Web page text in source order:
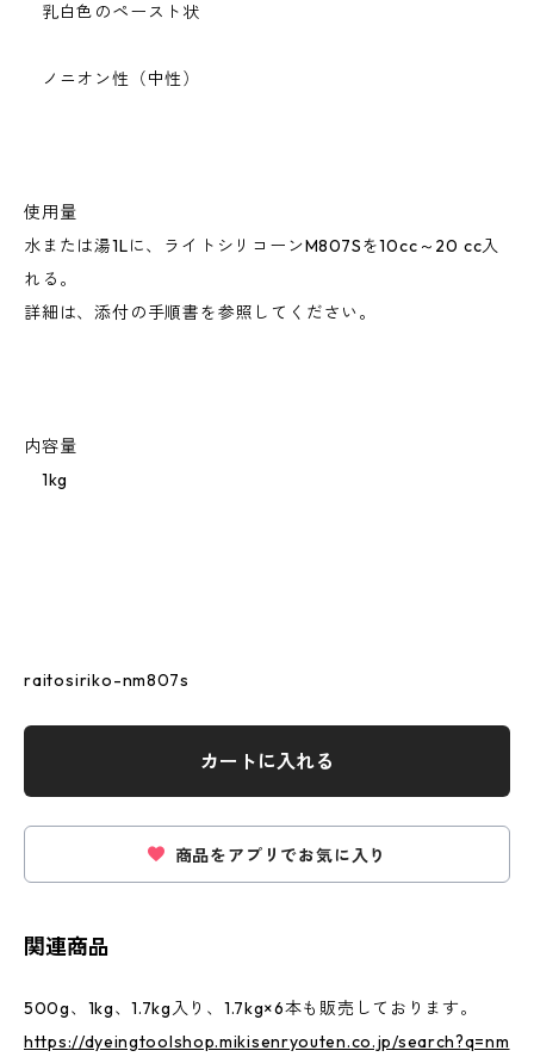
乳白色のペースト状
ノニオン性（中性）
使用量
水または湯1Lに、ライトシリコーンM807Sを10cc～20 cc入
れる。
詳細は、添付の手順書を参照してください。
内容量
1kg
raitosiriko-nm807s
カートに入れる
商品をアプリでお気に入り
関連商品
500g、1kg、1.7kg入り、1.7kg×6本も販売しております。
https://dyeingtoolshop.mikisenryouten.co.jp/search?q=nm